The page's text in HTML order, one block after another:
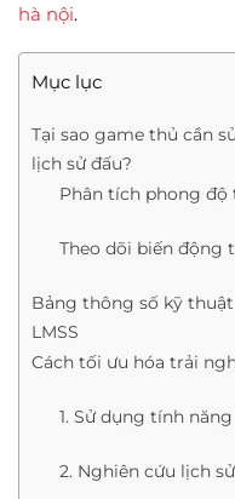
hà nội.
Mục lục
Tại sao game thủ cần
lịch sử đấu?
Phân tích phong
Theo dõi biến động
Bảng thông số kỹ
LMSS
Cách tối ưu hóa trải
1. Sử dụng tính
2. Nghiên cứu lịch